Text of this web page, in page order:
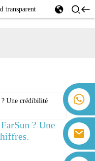
Iris Hong
Sanborn Guo
? Une